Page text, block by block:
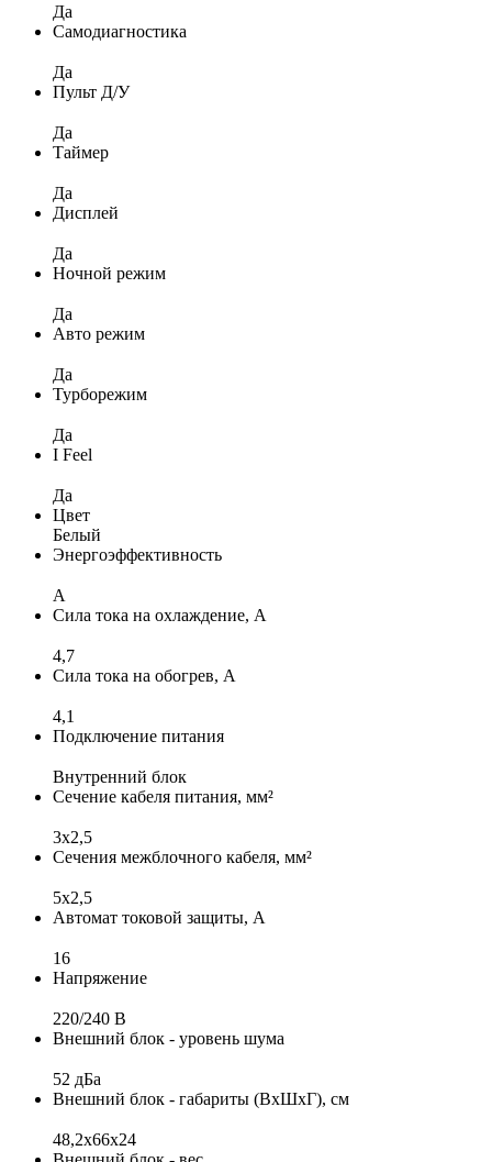
Да
Самодиагностика
Да
Пульт Д/У
Да
Таймер
Да
Дисплей
Да
Ночной режим
Да
Авто режим
Да
Турборежим
Да
I Feel
Да
Цвет
Белый
Энергоэффективность
A
Сила тока на охлаждение, А
4,7
Сила тока на обогрев, А
4,1
Подключение питания
Внутренний блок
Сечение кабеля питания, мм²
3х2,5
Сечения межблочного кабеля, мм²
5x2,5
Автомат токовой защиты, А
16
Напряжение
220/240 B
Внешний блок - уровень шума
52 дБа
Внешний блок - габариты (ВхШхГ), см
48,2x66x24